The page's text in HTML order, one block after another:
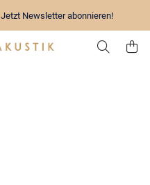
Jetzt Newsletter abonnieren!
Zur